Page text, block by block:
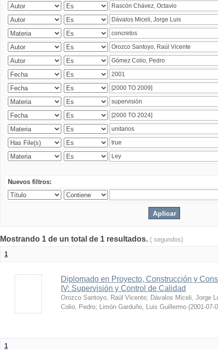
Nuevos filtros:
Mostrando 1 de un total de 1 resultados. ( segundos)
1
Diplomado en Proyecto, Construcción y
IV: Supervisión y Control de Calidad
Orozco Santoyo, Raúl Vicente; Dávalos Miceli, Jorge
Colio, Pedro; Limón Garduño, Luis Guillermo (2001-07-
1